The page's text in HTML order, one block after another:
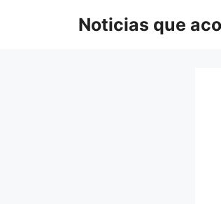
Noticias que